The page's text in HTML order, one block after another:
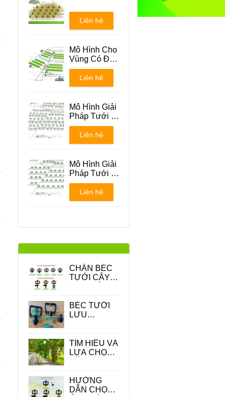
Liên hệ
Mô Hình Cho
Vùng Có Địa
Hình Đồi Núi
Liên hệ
Mô Hình Giải
Pháp Tưới -
Phương án 1
Liên hệ
Mô Hình Giải
Pháp Tưới -
Phương án 2
Liên hệ
CHÂN BÉC
TƯỚI CÂY -
TRONG
TRONG HỆ
BÉC TƯỚI
LƯU
TÌM HIỂU VÀ
LỰA CHỌN
CÂY ĂN
QUẢ PHÙ
HƯỚNG
DẪN CHỌN